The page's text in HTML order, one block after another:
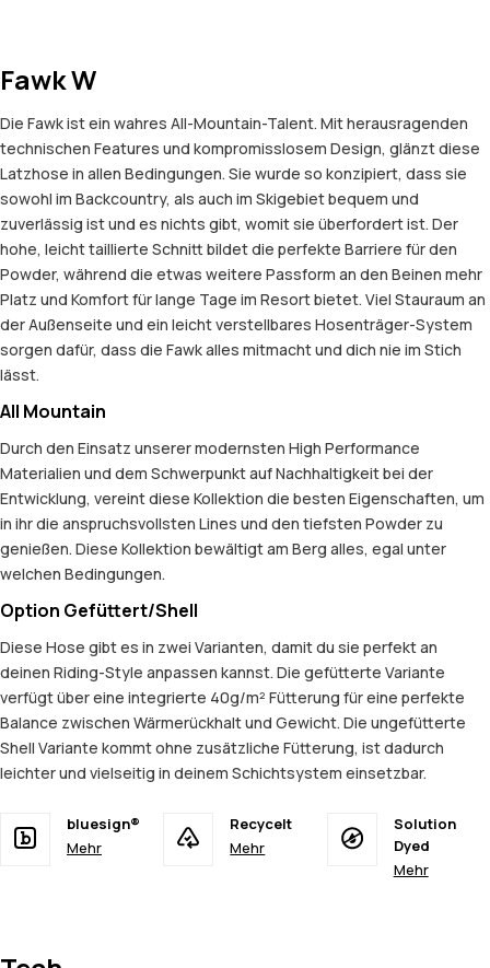
Fawk W
Die Fawk ist ein wahres All-Mountain-Talent. Mit herausragenden
technischen Features und kompromisslosem Design, glänzt diese
Latzhose in allen Bedingungen. Sie wurde so konzipiert, dass sie
sowohl im Backcountry, als auch im Skigebiet bequem und
zuverlässig ist und es nichts gibt, womit sie überfordert ist. Der
hohe, leicht taillierte Schnitt bildet die perfekte Barriere für den
Powder, während die etwas weitere Passform an den Beinen mehr
Platz und Komfort für lange Tage im Resort bietet. Viel Stauraum an
der Außenseite und ein leicht verstellbares Hosenträger-System
sorgen dafür, dass die Fawk alles mitmacht und dich nie im Stich
lässt.
All Mountain
Durch den Einsatz unserer modernsten High Performance
Materialien und dem Schwerpunkt auf Nachhaltigkeit bei der
Entwicklung, vereint diese Kollektion die besten Eigenschaften, um
in ihr die anspruchsvollsten Lines und den tiefsten Powder zu
genießen. Diese Kollektion bewältigt am Berg alles, egal unter
welchen Bedingungen.
Option Gefüttert/Shell
Diese Hose gibt es in zwei Varianten, damit du sie perfekt an
deinen Riding-Style anpassen kannst. Die gefütterte Variante
verfügt über eine integrierte 40g/m² Fütterung für eine perfekte
Balance zwischen Wärmerückhalt und Gewicht. Die ungefütterte
Shell Variante kommt ohne zusätzliche Fütterung, ist dadurch
leichter und vielseitig in deinem Schichtsystem einsetzbar.
bluesign®
Mehr
Recycelt
Mehr
Solution
Dyed
Mehr